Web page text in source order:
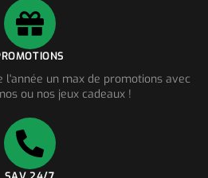
l'année un max de promotions avec
ou nos jeux cadeaux !